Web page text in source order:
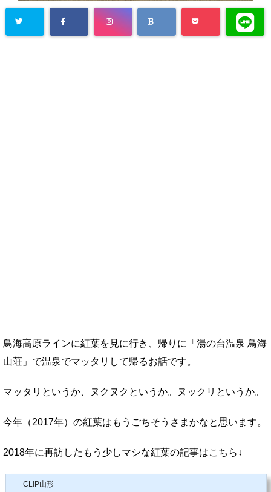
鳥海高原ラインに紅葉を見に行き、帰りに「湯の台温泉 鳥海
山荘」で温泉でマッタリして帰るお話です。
マッタリというか、ヌクヌクというか。ヌックリというか。
今年（2017年）の紅葉はもうごちそうさまかなと思います。
2018年に再訪したもう少しマシな紅葉の記事はこちら↓
CLIP山形